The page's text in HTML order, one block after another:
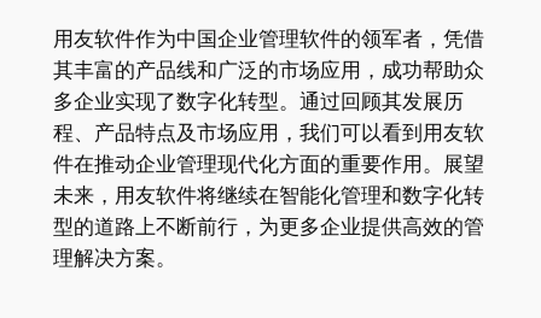
用友软件作为中国企业管理软件的领军者，凭借
其丰富的产品线和广泛的市场应用，成功帮助众
多企业实现了数字化转型。通过回顾其发展历
程、产品特点及市场应用，我们可以看到用友软
件在推动企业管理现代化方面的重要作用。展望
未来，用友软件将继续在智能化管理和数字化转
型的道路上不断前行，为更多企业提供高效的管
理解决方案。